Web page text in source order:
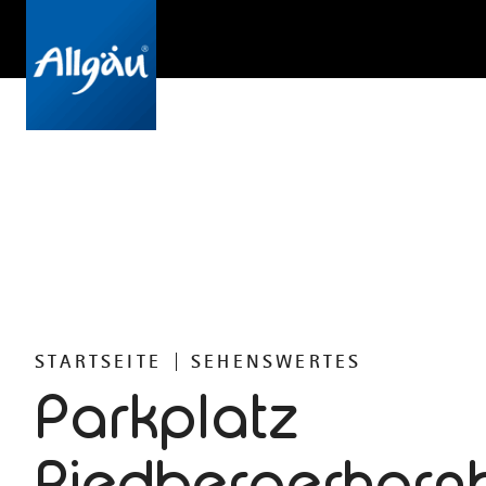
STARTSEITE SEHENSWERTES
Parkplatz